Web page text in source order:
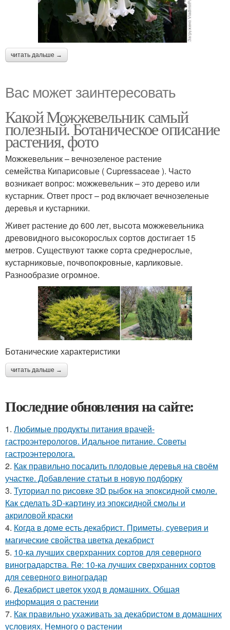
читать дальше →
Вас может заинтересовать
Какой Можжевельник самый
полезный. Ботаническое описание
растения, фото
Можжевельник – вечнозеленое растение
семейства Кипарисовые ( Cupressaceae ). Часто
возникает вопрос: можжевельник – это дерево или
кустарник. Ответ прост – род включает вечнозеленые
деревья и кустарники.
Живет растение до 600 лет, высота можжевельника
древовидного высокорослых сортов достигает 15
метров. Существуют также сорта среднерослые,
кустарниковые, почвопокровные, карликовые.
Разнообразие огромное.
Ботанические характеристики
читать дальше →
Последние обновления на сайте:
1. Любимые продукты питания врачей-
гастроэнтерологов. Идальное питание. Советы
гастроэнтеролога.
2. Как правильно посадить плодовые деревья на своём
участке. Добавление статьи в новую подборку
3. Туториал по рисовке 3D рыбок на эпоксидной смоле.
Как сделать 3D-картину из эпоксидной смолы и
акриловой краски
4. Когда в доме есть декабрист. Приметы, суеверия и
магические свойства цветка декабрист
5. 10-ка лучших сверхранних сортов для северного
виноградарства. Re: 10-ка лучших сверхранних сортов
для северного виноградар
6. Декабрист цветок уход в домашних. Общая
информация о растении
7. Как правильно ухаживать за декабристом в домашних
условиях. Немного о растении